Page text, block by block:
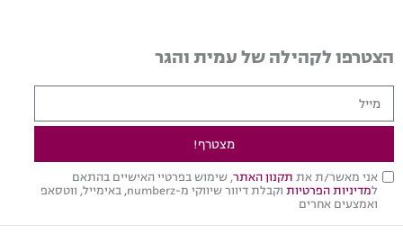
הצטרפו לקהילה של עמית והגר
אני מאשר/ת את תקנון האתר, שימוש בפרטיי האישיים בהתאם
למדיניות הפרטיות
וקבלת דיוור שיווקי מ-numberz, באימייל, ווטסאפ
ואמצעים אחרים
מצטרף!